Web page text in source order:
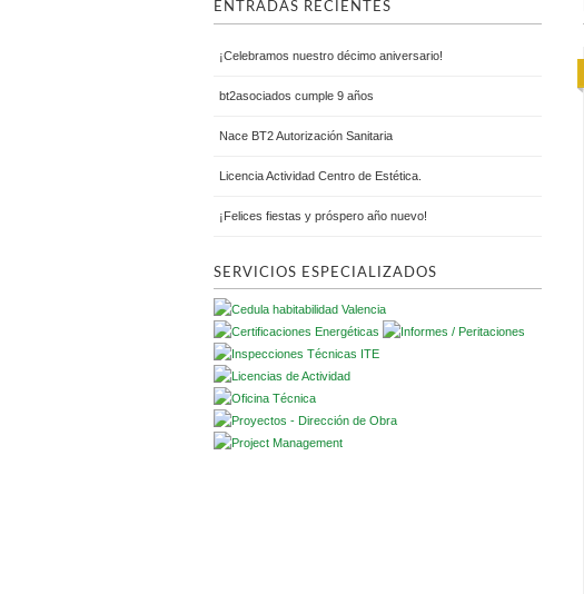
ENTRADAS RECIENTES
¡Celebramos nuestro décimo aniversario!
bt2asociados cumple 9 años
Nace BT2 Autorización Sanitaria
Licencia Actividad Centro de Estética.
¡Felices fiestas y próspero año nuevo!
SERVICIOS ESPECIALIZADOS